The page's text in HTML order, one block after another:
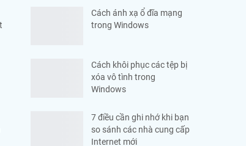
Cách ánh xạ ổ đĩa mạng
trong Windows
Cách khôi phục các tệp bị
xóa vô tình trong
Windows
7 điều cần ghi nhớ khi bạn
so sánh các nhà cung cấp
Internet mới